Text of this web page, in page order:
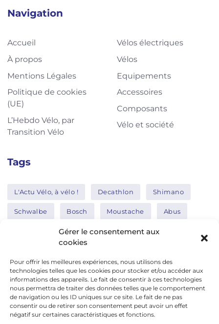
Gérer le consentement aux
cookies
Pour offrir les meilleures expériences, nous utilisons des
technologies telles que les cookies pour stocker et/ou accéder aux
informations des appareils. Le fait de consentir à ces technologies
nous permettra de traiter des données telles que le comportement
de navigation ou les ID uniques sur ce site. Le fait de ne pas
consentir ou de retirer son consentement peut avoir un effet
négatif sur certaines caractéristiques et fonctions.
Navigation
Accueil
À propos
Mentions Légales
Politique de cookies
(UE)
L’Hebdo Vélo, par
Transition Vélo
Vélos électriques
Vélos
Equipements
Accessoires
Composants
Vélo et société
Tags
L'Actu Vélo, à vélo ! Decathlon Shimano
Schwalbe Bosch Moustache Abus
Thule Nakamura
Réseaux sociaux
google news
facebook